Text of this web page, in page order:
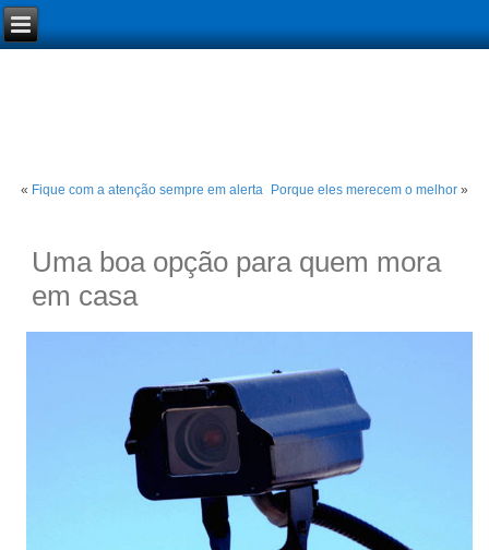
« Fique com a atenção sempre em alerta Porque eles merecem o melhor»
Uma boa opção para quem mora
em casa